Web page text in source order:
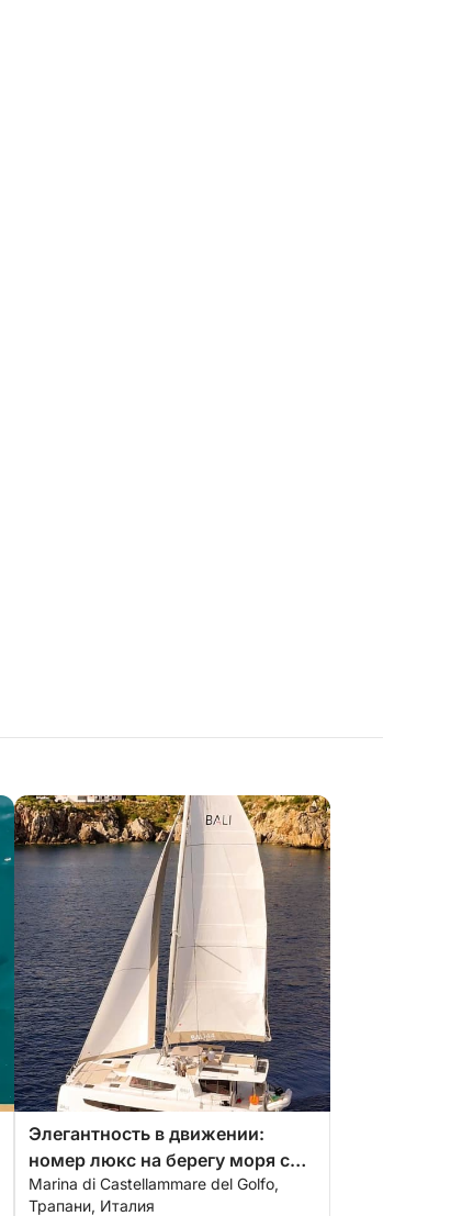
Элегантность в движении:
номер люкс на берегу моря с
видом на «Тоннару».
Marina di Castellammare del Golfo,
Трапани, Италия